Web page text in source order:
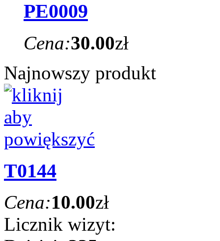
PE0009
Cena:30.00zł
Najnowszy produkt
T0144
Cena:10.00zł
Licznik wizyt: